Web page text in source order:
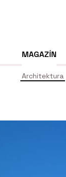
MAGAZÍN
Architektura